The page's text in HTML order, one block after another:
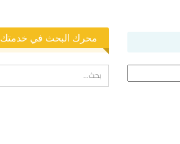
محرك البحث في خدمتك